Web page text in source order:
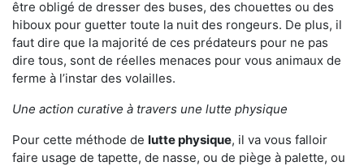
être obligé de dresser des buses, des chouettes ou des
hiboux pour guetter toute la nuit des rongeurs. De plus, il
faut dire que la majorité de ces prédateurs pour ne pas
dire tous, sont de réelles menaces pour vous animaux de
ferme à l’instar des volailles.
Une action curative à travers une lutte physique
Pour cette méthode de lutte physique, il va vous falloir
faire usage de tapette, de nasse, ou de piège à palette, ou